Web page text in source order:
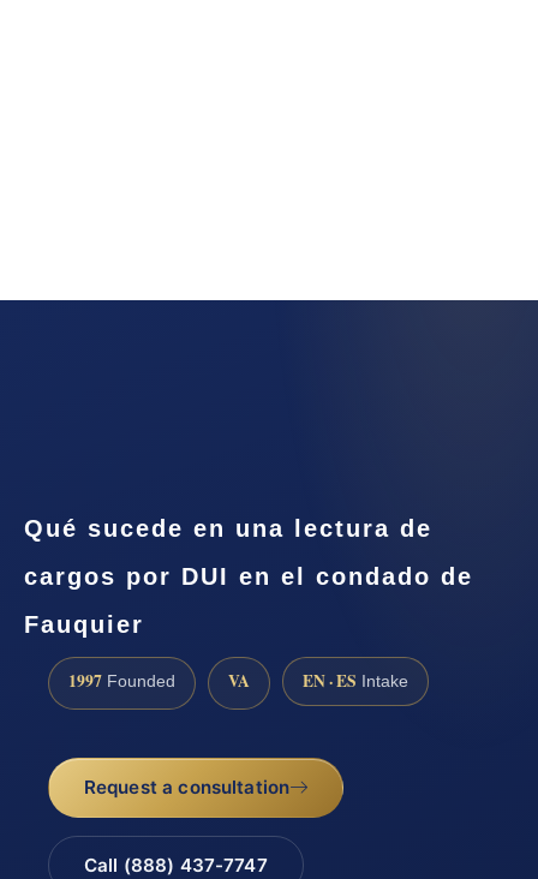
Qué sucede en una lectura de
cargos por DUI en el condado de
Fauquier
1997 Founded VA EN · ES Intake
Request a consultation
Call (888) 437-7747